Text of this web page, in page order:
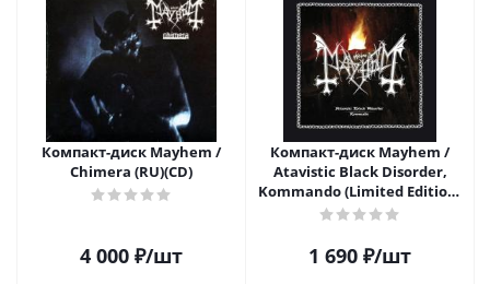
Компакт-диск Mayhem /
Chimera (RU)(CD)
4 000 ₽/шт
Компакт-диск Mayhem /
Atavistic Black Disorder,
Kommando (Limited Edition)
(CD)
1 690 ₽/шт